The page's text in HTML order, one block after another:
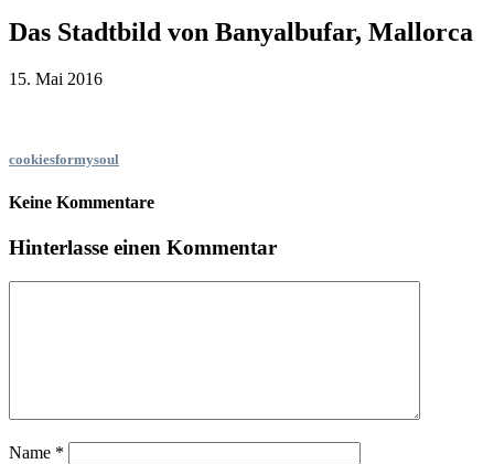
Das Stadtbild von Banyalbufar, Mallorca
15. Mai 2016
cookiesformysoul
Keine Kommentare
Hinterlasse einen Kommentar
Name *